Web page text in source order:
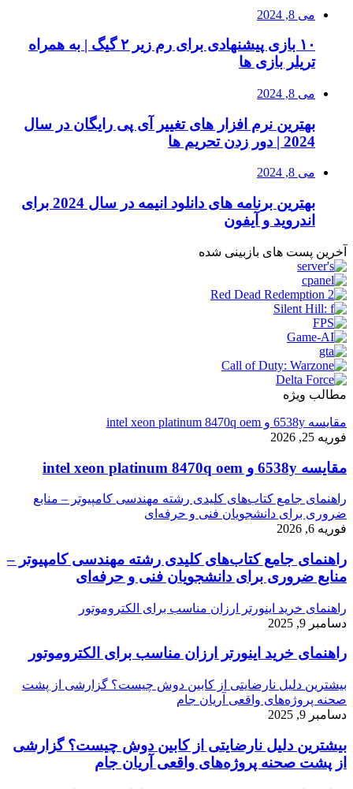
می 8, 2024
۱۰ بازی پیشنهادی برای رم زیر ۲ گیگ | به همراه
تریلر بازی ها
می 8, 2024
بهترین نرم افزار های تغییر آی پی رایگان در سال
2024 | دور زدن تحریم ها
می 8, 2024
بهترین برنامه های دانلود انیمه در سال 2024 برای
اندروید و آیفون
آخرین پست های بازبینی شده
مطالب ویژه
مقایسه 6538y و intel xeon platinum 8470q oem
فوریه 25, 2026
مقایسه 6538y و intel xeon platinum 8470q oem
راهنمای جامع کتاب‌های کلیدی رشته مهندسی کامپیوتر – منابع
ضروری برای دانشجویان فنی و حرفه‌ای
فوریه 6, 2026
راهنمای جامع کتاب‌های کلیدی رشته مهندسی کامپیوتر –
منابع ضروری برای دانشجویان فنی و حرفه‌ای
راهنمای خرید اینورتر ارزان مناسب برای الکتروموتور
دسامبر 9, 2025
راهنمای خرید اینورتر ارزان مناسب برای الکتروموتور
بیشترین دلیل نارضایتی از کابین دوش چیست؟ گزارشی از پشت
صحنه پروژه‌های واقعی آریان جام
دسامبر 9, 2025
بیشترین دلیل نارضایتی از کابین دوش چیست؟ گزارشی
از پشت صحنه پروژه‌های واقعی آریان جام